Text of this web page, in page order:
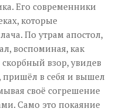
Его современники
которые
По утрам апостол,
воспоминая, как
взор, увидев
пришёл в себя и вышел
своё согрешение
Само это покаяние